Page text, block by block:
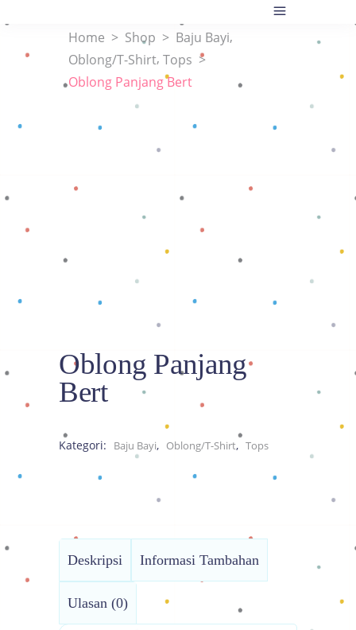
Home > Shop > Baju Bayi,
Oblong/T-Shirt, Tops >
Oblong Panjang Bert
Oblong Panjang
Bert
Kategori: Baju Bayi, Oblong/T-Shirt, Tops
Deskripsi Informasi Tambahan
Ulasan (0)